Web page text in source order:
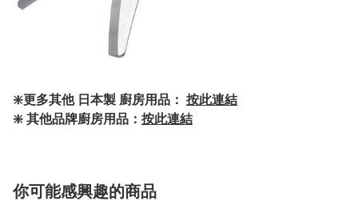
❇️更多其他 日本製 廚房用品： 按此連結
❇️ 其他品牌廚房用品： 按此連結
你可能感興趣的商品